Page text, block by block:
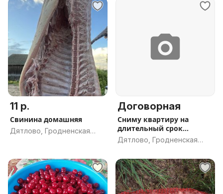
11 р.
Свинина домашняя
Дятлово, Гродненская
Договорная
Сниму квартиру на
длительный срок
а.г.Дятлово
Дятлово, Гродненская